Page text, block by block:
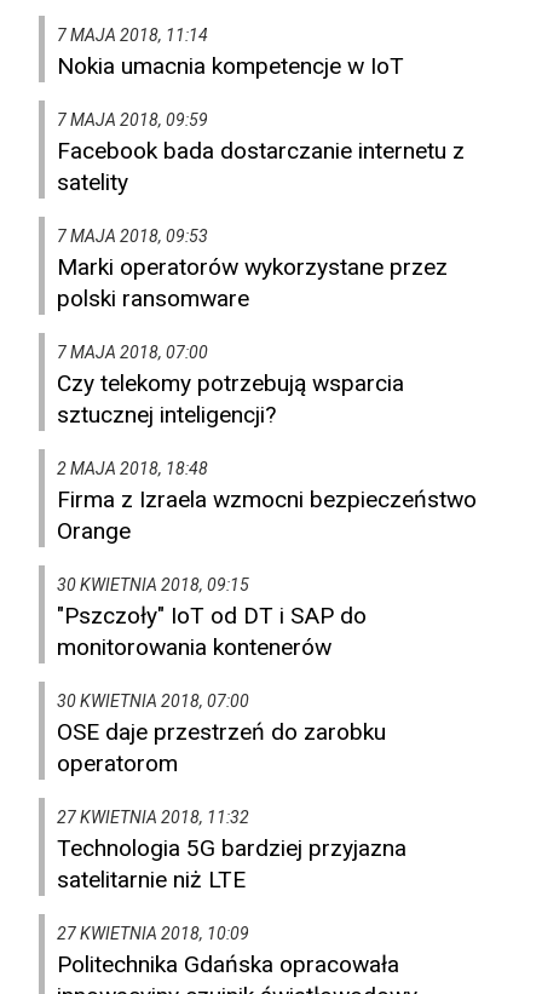
7 MAJA 2018, 11:14
Nokia umacnia kompetencje w IoT
7 MAJA 2018, 09:59
Facebook bada dostarczanie internetu z
satelity
7 MAJA 2018, 09:53
Marki operatorów wykorzystane przez
polski ransomware
7 MAJA 2018, 07:00
Czy telekomy potrzebują wsparcia
sztucznej inteligencji?
2 MAJA 2018, 18:48
Firma z Izraela wzmocni bezpieczeństwo
Orange
30 KWIETNIA 2018, 09:15
"Pszczoły" IoT od DT i SAP do
monitorowania kontenerów
30 KWIETNIA 2018, 07:00
OSE daje przestrzeń do zarobku
operatorom
27 KWIETNIA 2018, 11:32
Technologia 5G bardziej przyjazna
satelitarnie niż LTE
27 KWIETNIA 2018, 10:09
Politechnika Gdańska opracowała